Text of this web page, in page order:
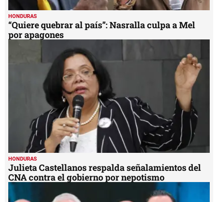
HONDURAS
“Quiere quebrar al país”: Nasralla culpa a Mel
por apagones
HONDURAS
Julieta Castellanos respalda señalamientos del
CNA contra el gobierno por nepotismo